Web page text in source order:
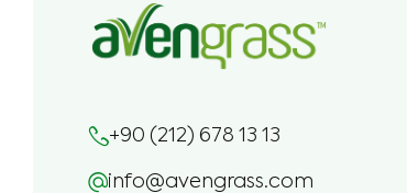
+90 (212) 678 13 13
info@avengrass.com